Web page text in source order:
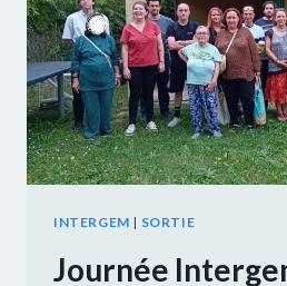
INTERGEM | SORTIE
Journée